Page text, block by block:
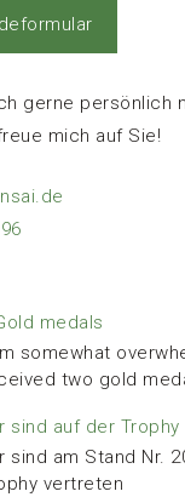
gerne persönlich
mich auf Sie!
medals
somewhat
two gold
sind auf der Trophy
sind am Stand Nr.
vertreten